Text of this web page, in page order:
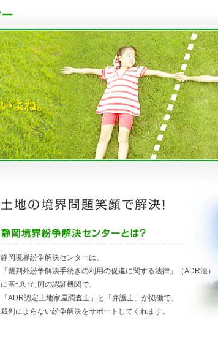
静岡境界紛争解決センターは、
「裁判外紛争解決手続きの利用の促進に関する法律」（ADR法）
に基づいた国の認証機関で、
「ADR認定土地家屋調査士」と「弁護士」が恊働で、
裁判によらない紛争解決をサポートしてくれます。